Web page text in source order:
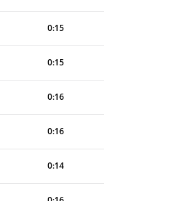
0:15
0:15
0:16
0:16
0:14